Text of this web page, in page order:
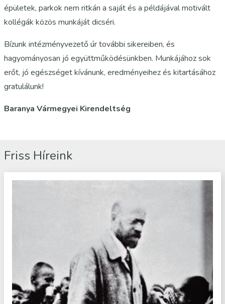
épületek, parkok nem ritkán a saját és a példájával motivált
kollégák közös munkáját dicséri.
Bízunk intézményvezető úr további sikereiben, és
hagyományosan jó együttműködésünkben. Munkájához sok
erőt, jó egészséget kívánunk, eredményeihez és kitartásához
gratulálunk!
Baranya Vármegyei Kirendeltség
Friss Híreink